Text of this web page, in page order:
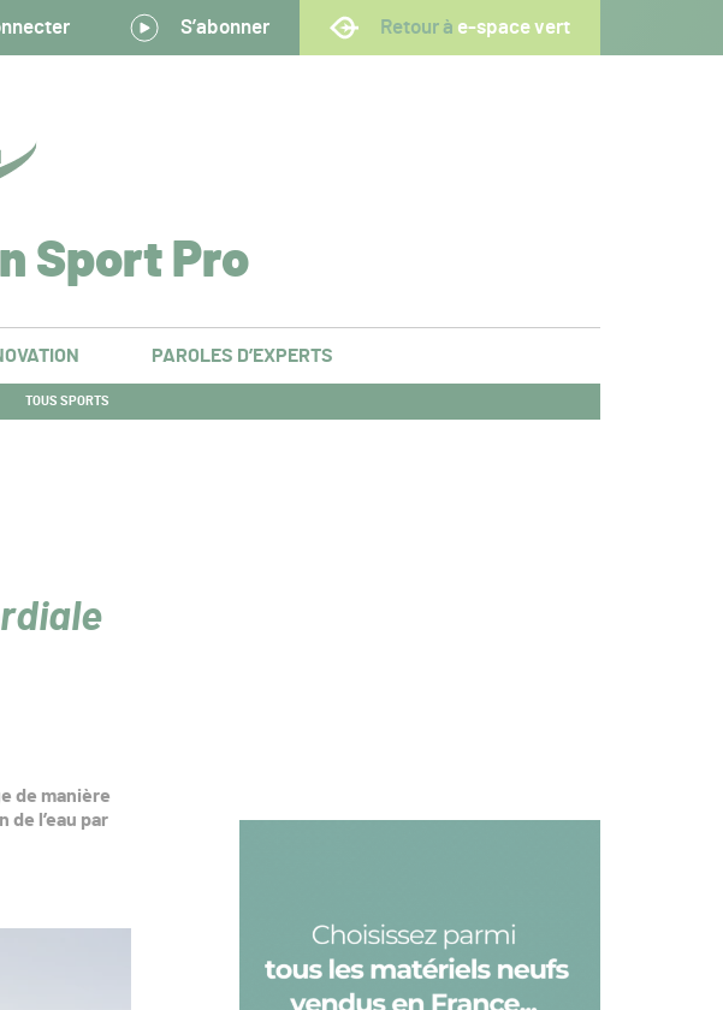
S’abonner Retour à e-space vert
Sport Pro
PAROLES D’EXPERTS
TOUS SPORTS
de manière
l’eau par